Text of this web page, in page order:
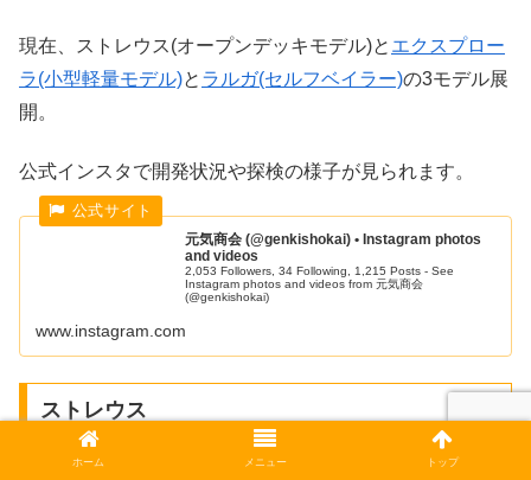
現在、ストレウス(オープンデッキモデル)と エクスプロー
ラ(小型軽量モデル)と ラルガ(セルフベイラー)の3モデル展
開。
公式インスタで開発状況や探検の様子が見られます。
元気商会 (@genkishokai) • Instagram photos
and videos
2,053 Followers, 34 Following, 1,215 Posts - See
Instagram photos and videos from 元気商会
(@genkishokai)
www.instagram.com
ストレウス
ホーム メニュー トップ